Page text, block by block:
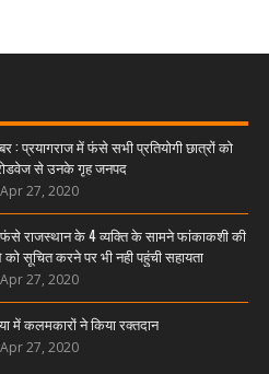
: प्रयागराज में फंसे सभी प्रतियोगी छात्रों को
से उनके गृह जनपद
Apr 27, 2020
फंसे राजस्थान के 4 व्यक्ति के सामने फांकाकशी की
सूचित करने पर भी नही पहुंची सहायता
Apr 27, 2020
में कलमकारों ने किया रक्तदान
Apr 27, 2020